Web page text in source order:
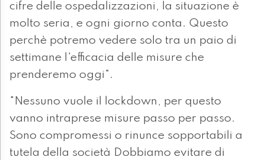
cifre delle ospedalizzazioni, la situazione è
molto seria, e ogni giorno conta. Questo
perchè potremo vedere solo tra un paio di
settimane l'efficacia delle misure che
prenderemo oggi".
"Nessuno vuole il lockdown, per questo
vanno intraprese misure passo per passo.
Sono compromessi o rinunce sopportabili a
tutela della società Dobbiamo evitare di